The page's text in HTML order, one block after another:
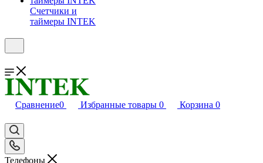
Счетчики и
таймеры INTEK
Сравнение0 Избранные товары 0 Корзина 0
Телефоны